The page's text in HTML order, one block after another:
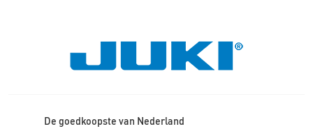
De goedkoopste van Nederland